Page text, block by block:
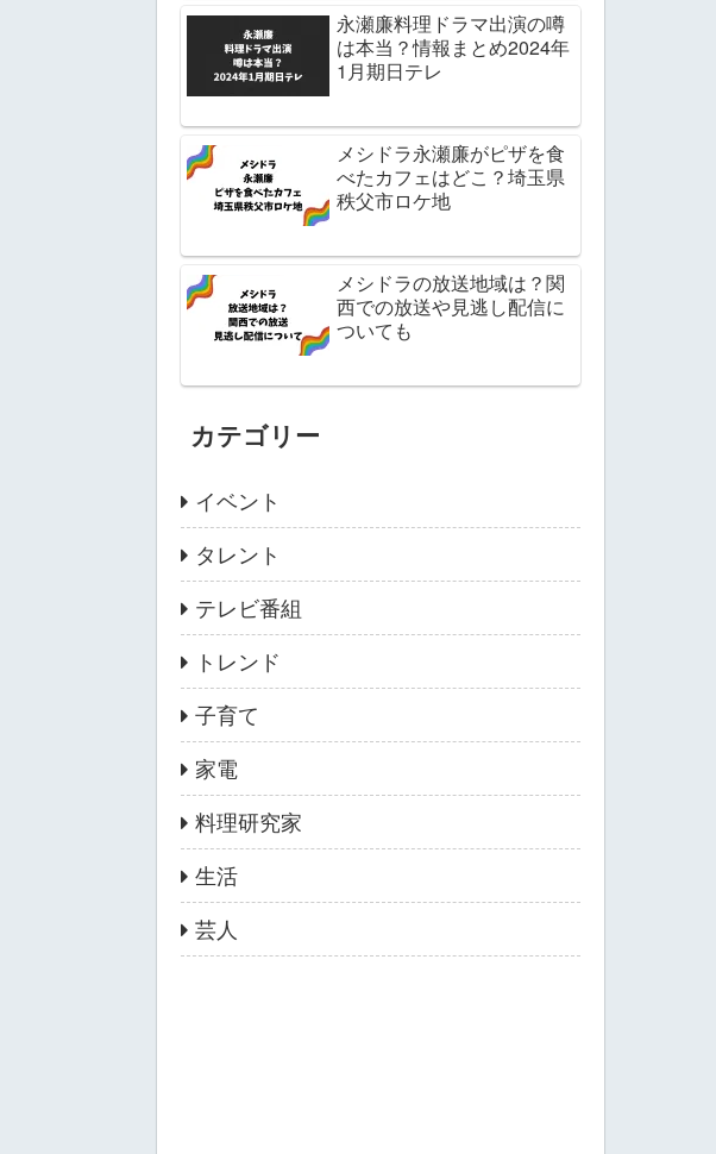
永瀬廉料理ドラマ出演の噂
は本当？情報まとめ2024年
1月期日テレ
メシドラ永瀬廉がピザを食
べたカフェはどこ？埼玉県
秩父市ロケ地
メシドラの放送地域は？関
西での放送や見逃し配信に
ついても
カテゴリー
イベント
タレント
テレビ番組
トレンド
子育て
家電
料理研究家
生活
芸人